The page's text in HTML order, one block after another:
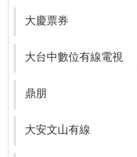
大慶票券
大台中數位有線電視
鼎朋
大安文山有線